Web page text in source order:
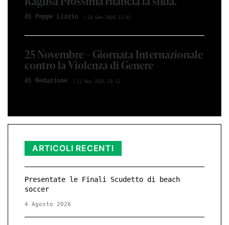
di Peppe Lizzio 24 Gen 2026 11:01
25 Novembre – Giornata Internazionale
contro la Violenza di Genere
di Redazione 11 Nov 2025 23:11
ARTICOLI RECENTI
Presentate le Finali Scudetto di beach
soccer
4 Agosto 2026